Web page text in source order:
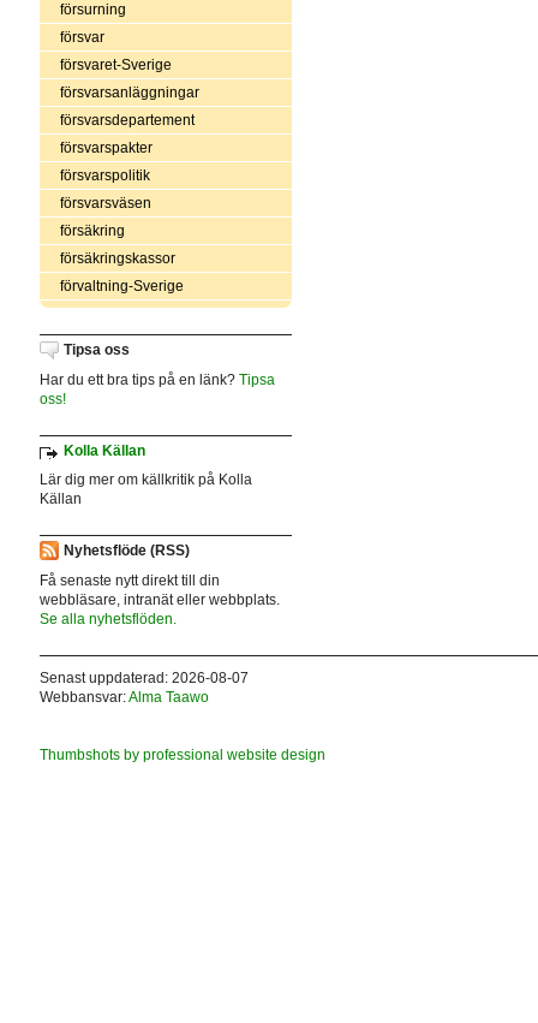
försurning
försvar
försvaret-Sverige
försvarsanläggningar
försvarsdepartement
försvarspakter
försvarspolitik
försvarsväsen
försäkring
försäkringskassor
förvaltning-Sverige
Tipsa oss
Har du ett bra tips på en länk? Tipsa
oss!
Kolla Källan
Lär dig mer om källkritik på Kolla
Källan
Nyhetsflöde (RSS)
Få senaste nytt direkt till din
webbläsare, intranät eller webbplats.
Se alla nyhetsflöden.
Senast uppdaterad: 2026-08-07
Webbansvar:Alma Taawo
Thumbshots by professional website design